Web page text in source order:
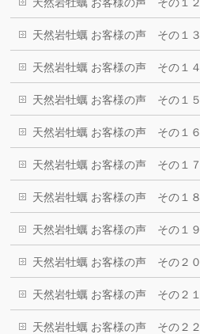
天然岩牡蠣 お客様の声 その１３
天然岩牡蠣 お客様の声 その１４
天然岩牡蠣 お客様の声 その１５
天然岩牡蠣 お客様の声 その１６
天然岩牡蠣 お客様の声 その１７
天然岩牡蠣 お客様の声 その１８
天然岩牡蠣 お客様の声 その１９
天然岩牡蠣 お客様の声 その２０
天然岩牡蠣 お客様の声 その２１
天然岩牡蠣 お客様の声 その２２